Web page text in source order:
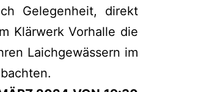
Gelegenheit, direkt
Klärwerk Vorhalle die
Laichgewässern im